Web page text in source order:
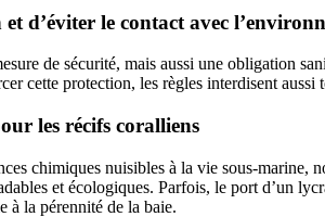
d’éviter le contact avec
de sécurité, mais aussi une obligation
cette protection, les règles interdisent
les récifs coralliens
chimiques nuisibles à la vie sous-
et écologiques. Parfois, le port d’un
à la pérennité de la baie.